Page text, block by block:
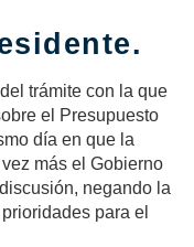
trámite con la que
el Presupuesto
día en que la
más el Gobierno
negando la
para el